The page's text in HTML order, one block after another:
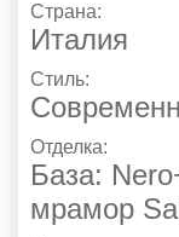
Страна:
Италия
Стиль:
Отделка:
База:
мрамор